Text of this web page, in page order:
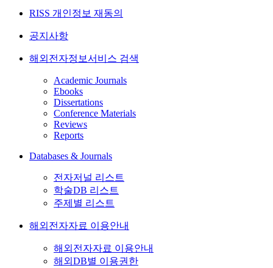
RISS 개인정보 재동의
공지사항
해외전자정보서비스 검색
Academic Journals
Ebooks
Dissertations
Conference Materials
Reviews
Reports
Databases & Journals
전자저널 리스트
학술DB 리스트
주제별 리스트
해외전자자료 이용안내
해외전자자료 이용안내
해외DB별 이용권한